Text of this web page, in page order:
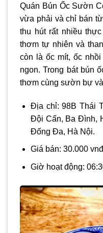
Quán Bún Ốc Sườn
vừa phải và chỉ bán
thu hút rất nhiều
thơm tự nhiên và
còn là ốc mít, ốc
ngon. Trong bát bún
thơm cùng sườn bự
Địa chỉ: 98B Thái
Đội Cấn, Ba Đình,
Đống Đa, Hà Nội.
Giá bán: 30.000
Giờ hoạt động: